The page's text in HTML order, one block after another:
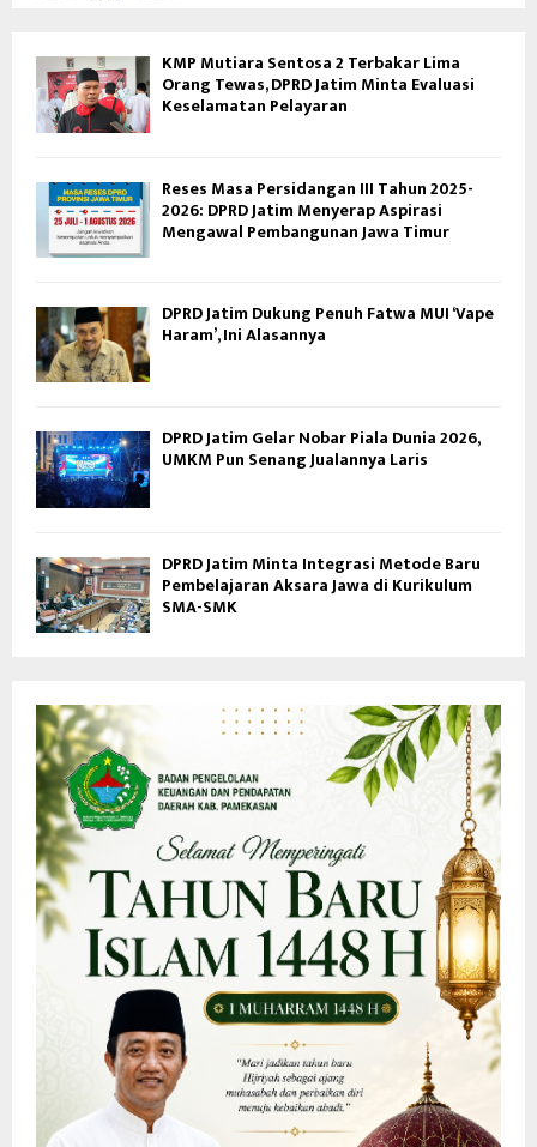
KMP Mutiara Sentosa 2 Terbakar Lima
Orang Tewas, DPRD Jatim Minta Evaluasi
Keselamatan Pelayaran
Reses Masa Persidangan III Tahun 2025-
2026: DPRD Jatim Menyerap Aspirasi
Mengawal Pembangunan Jawa Timur
DPRD Jatim Dukung Penuh Fatwa MUI ‘Vape
Haram’, Ini Alasannya
DPRD Jatim Gelar Nobar Piala Dunia 2026,
UMKM Pun Senang Jualannya Laris
DPRD Jatim Minta Integrasi Metode Baru
Pembelajaran Aksara Jawa di Kurikulum
SMA-SMK